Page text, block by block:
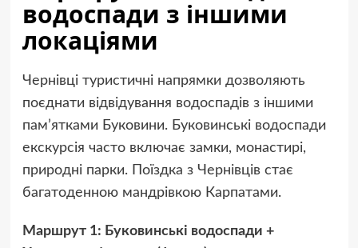
водоспади з іншими
локаціями
Чернівці туристичні напрямки дозволяють
поєднати відвідування водоспадів з іншими
пам’ятками Буковини. Буковинські водоспади
екскурсія часто включає замки, монастирі,
природні парки. Поїздка з Чернівців стає
багатоденною мандрівкою Карпатами.
Маршрут 1: Буковинські водоспади +